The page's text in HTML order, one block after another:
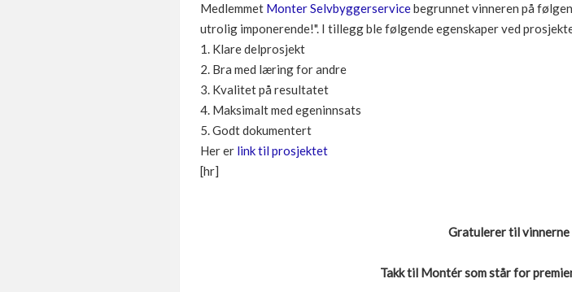
Medlemmet Monter Selvbyggerservicebegrunnet vinneren på
utrolig imponerende!". I tillegg ble følgende egenskaper ved
1. Klare delprosjekt
2. Bra med læring for andre
3. Kvalitet på resultatet
4. Maksimalt med egeninnsats
5. Godt dokumentert
Her er link til prosjektet
[hr]
Gratulerer til
Takk til Montér som står for